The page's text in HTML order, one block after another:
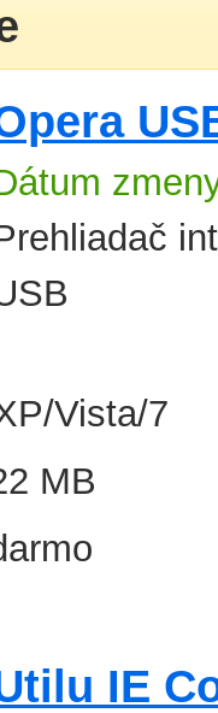
Vista/7
MB
IE